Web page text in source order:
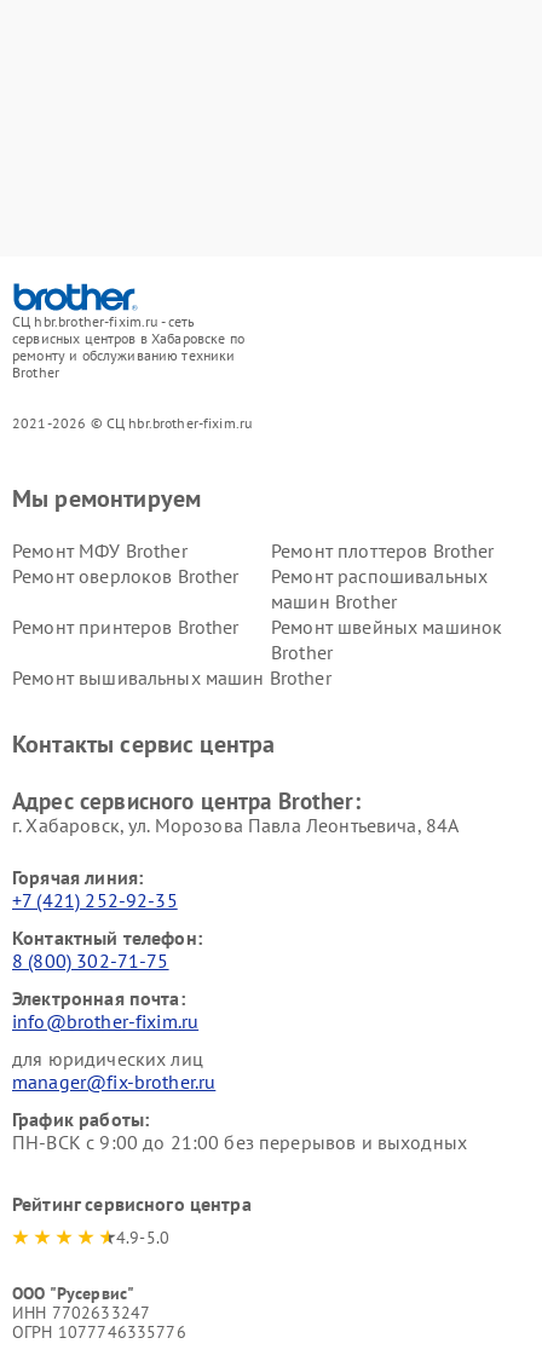
СЦ hbr.brother-fixim.ru - сеть
сервисных центров в Хабаровске по
ремонту и обслуживанию техники
Brother
2021-2026 © СЦ hbr.brother-fixim.ru
Мы ремонтируем
Ремонт МФУ Brother
Ремонт плоттеров Brother
Ремонт оверлоков Brother
Ремонт распошивальных
машин Brother
Ремонт принтеров Brother
Ремонт швейных машинок
Brother
Ремонт вышивальных машин Brother
Контакты сервис центра
Адрес сервисного центра Brother:
г. Хабаровск, ул. Морозова Павла Леонтьевича, 84А
Горячая линия:
+7 (421) 252-92-35
Контактный телефон:
8 (800) 302-71-75
Электронная почта:
info@brother-fixim.ru
для юридических лиц
manager@fix-brother.ru
График работы:
ПН-ВСК с 9:00 до 21:00 без перерывов и выходных
Рейтинг сервисного центра
4.9-5.0
ООО "Русервис"
ИНН 7702633247
ОГРН 1077746335776